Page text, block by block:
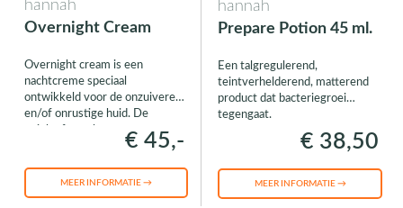
hannah
Overnight Cream
Overnight cream is een
nachtcreme speciaal
ontwikkeld voor de onzuivere
en/of onrustige huid. De
bacteriegroei tegen en
glimmende huid.
€ 45,-
MEER INFORMATIE →
hannah
Prepare Potion 45 ml.
Een talgregulerend,
teintverhelderend, matterend
product dat bacteriegroei
tegengaat.
€ 38,50
MEER INFORMATIE →